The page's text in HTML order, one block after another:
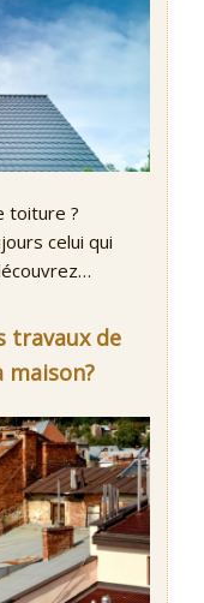
toiture ?
celui qui
travaux de